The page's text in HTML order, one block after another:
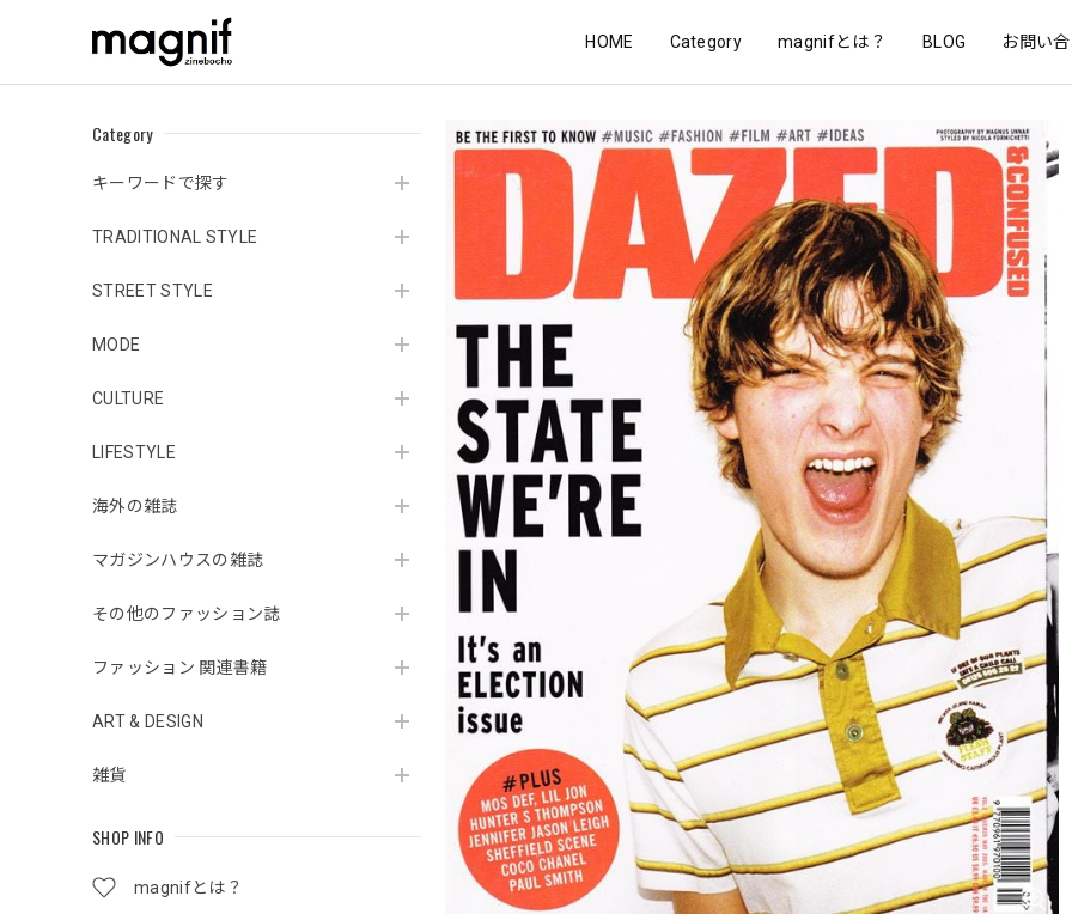
HOME Category magnifとは？ BLOG お問い
Category
キーワードで探す
TRADITIONAL STYLE
STREET STYLE
MODE
CULTURE
LIFESTYLE
海外の雑誌
マガジンハウスの雑誌
その他のファッション誌
ファッション 関連書籍
ART & DESIGN
雑貨
SHOP INFO
magnifとは？